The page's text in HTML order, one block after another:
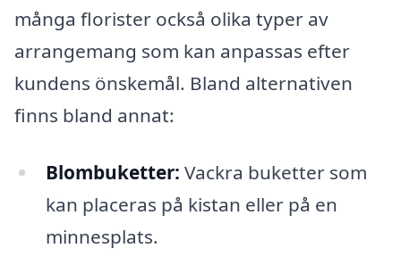
många florister också olika typer av
arrangemang som kan anpassas efter
kundens önskemål. Bland alternativen
finns bland annat:
Blombuketter: Vackra buketter som
kan placeras på kistan eller på en
minnesplats.